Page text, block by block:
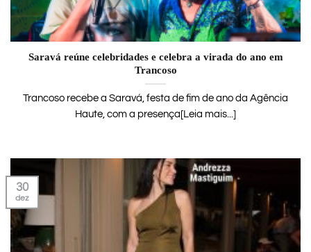
Saravá reúne celebridades e celebra a virada do ano em
Trancoso
Trancoso recebe a Saravá, festa de fim de ano da Agência
Haute, com a presença[Leia mais...]
30
dez